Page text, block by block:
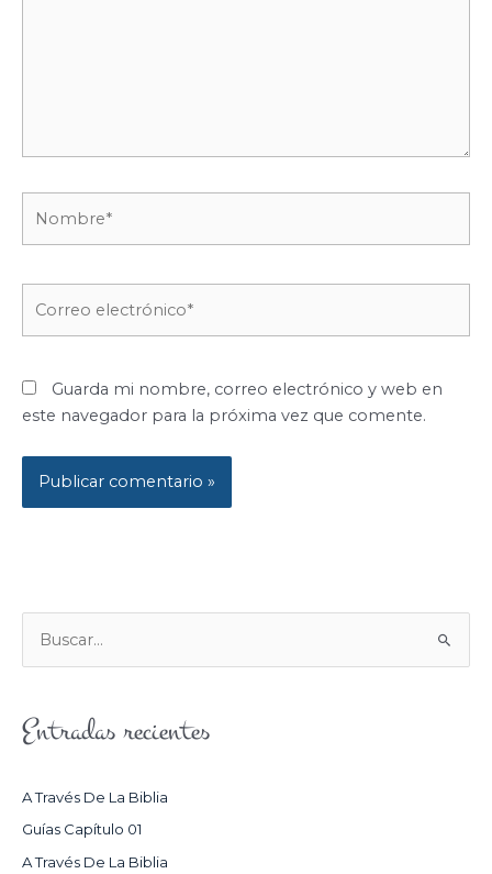
Guarda mi nombre, correo electrónico y web en
este navegador para la próxima vez que comente.
U
C
Entradas recientes
A Través De La Biblia
Guías Capítulo 01
A Través De La Biblia